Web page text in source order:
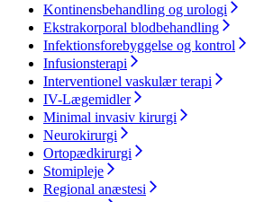
Smertebehandling
Stomipleje
Suturer og kirurgiske
Løsninger
Behandlinger
Kontakt
Kontinensbehandling og urologi
Ekstrakorporal blodbehandling
Infektionsforebyggelse og kontrol
Infusionsterapi
Interventionel vaskulær terapi
IV-Lægemidler
Minimal invasiv kirurgi
Neurokirurgi
Ortopædkirurgi
Stomipleje
Regional anæstesi